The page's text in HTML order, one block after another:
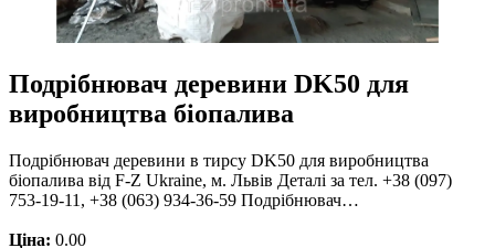
Подрібнювач деревини DK50 для
виробництва біопалива
Подрібнювач деревини в тирсу DK50 для виробництва
біопалива від F-Z Ukraine, м. Львів Деталі за тел. +38 (097)
753-19-11, +38 (063) 934-36-59 Подрібнювач…
Ціна: 0.00